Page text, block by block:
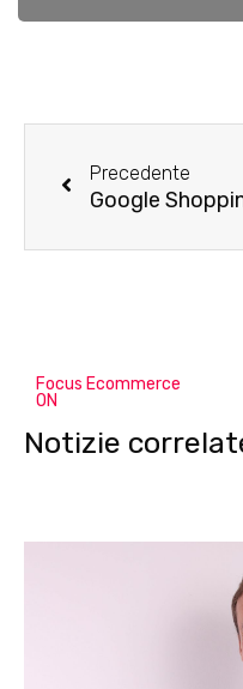
Precedente
Focus Ecommerce
ON
Notizie